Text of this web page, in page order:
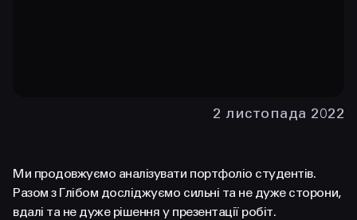
hello@prjctr.com
INSTAGRAM TELEGRAM YOUTUBE
2 листопада 2022
Ми продовжуємо аналізувати портфоліо студентів.
Разом з Глібом досліджуємо сильні та не дуже сторони,
вдалі та не дуже рішення у презентації робіт.